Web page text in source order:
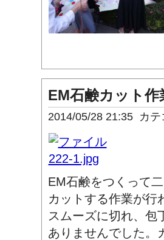
EM石鹸カット作
2014/05/28 21:35 カテ
EM石鹸をつくって
カットする作業が行
スムーズに切れ、包
ありませんでした。